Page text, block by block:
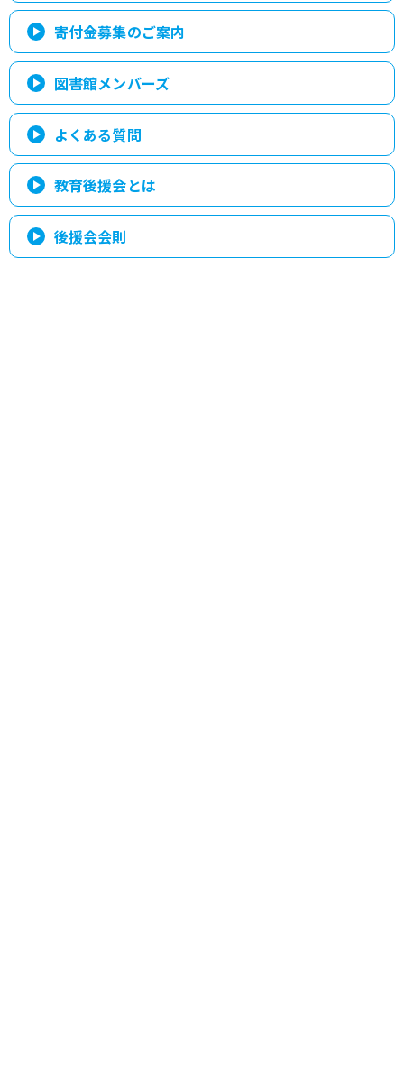
寄付金募集のご案内
図書館メンバーズ
よくある質問
教育後援会とは
後援会会則